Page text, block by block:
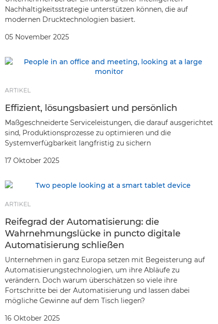
Nachhaltigkeitsstrategie unterstützen können, die auf
modernen Drucktechnologien basiert.
05 November 2025
ARTIKEL
Effizient, lösungsbasiert und persönlich
Maßgeschneiderte Serviceleistungen, die darauf ausgerichtet
sind, Produktionsprozesse zu optimieren und die
Systemverfügbarkeit langfristig zu sichern
17 Oktober 2025
ARTIKEL
Reifegrad der Automatisierung: die
Wahrnehmungslücke in puncto digitale
Automatisierung schließen
Unternehmen in ganz Europa setzen mit Begeisterung auf
Automatisierungstechnologien, um ihre Abläufe zu
verändern. Doch warum überschätzen so viele ihre
Fortschritte bei der Automatisierung und lassen dabei
mögliche Gewinne auf dem Tisch liegen?
16 Oktober 2025